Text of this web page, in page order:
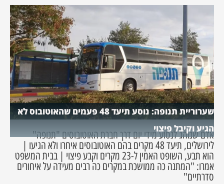
שערוריית תנופה: נוסע תיעד 48 פעמים שהאוטובוס לא
הגיע וקיבל פיצוי
אדם שנוהג לנסוע מידי יום דרך חברת האוטובוסים "תנופה"
לירושלים, תיעד 48 מקרים בהם האוטובוסים איחרו ולא הגיעו |
הוא תבע, השופט האמין ל-23 מקרים וקבע פיצוי | בבית המשפט
אמרו: "המתנה כה ממושכת במקרים כה רבים מעידה על איחורים
סדרתיים"